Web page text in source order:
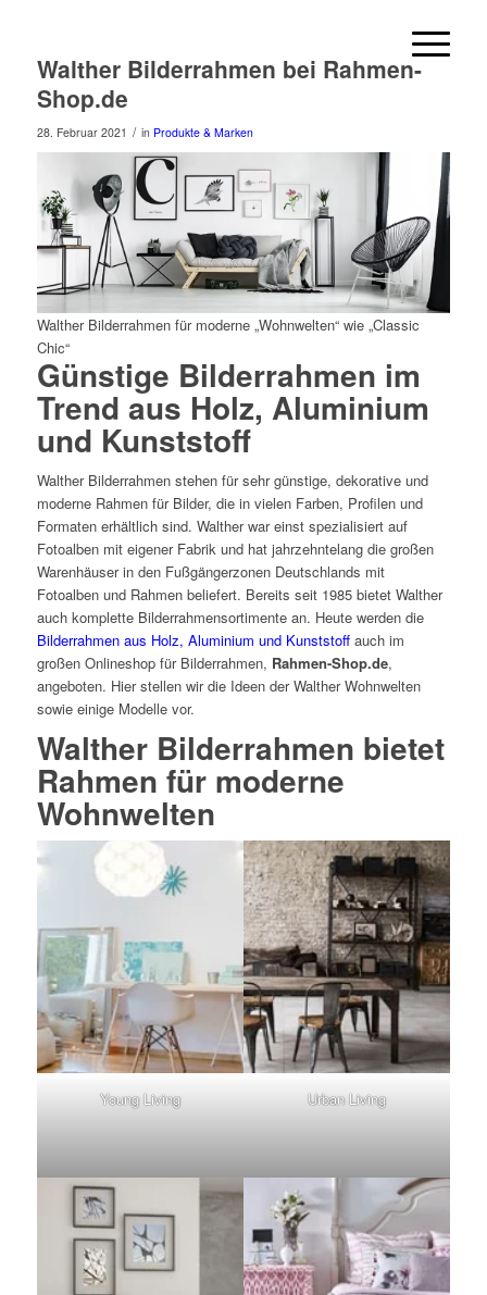
Walther Bilderrahmen bei Rahmen-
Shop.de
28. Februar 2021 / in Produkte & Marken
Walther Bilderrahmen für moderne „Wohnwelten“ wie „Classic
Chic“
Günstige Bilderrahmen im
Trend aus Holz, Aluminium
und Kunststoff
Walther Bilderrahmen stehen für sehr günstige, dekorative und
moderne Rahmen für Bilder, die in vielen Farben, Profilen und
Formaten erhältlich sind. Walther war einst spezialisiert auf
Fotoalben mit eigener Fabrik und hat jahrzehntelang die großen
Warenhäuser in den Fußgängerzonen Deutschlands mit
Fotoalben und Rahmen beliefert. Bereits seit 1985 bietet Walther
auch komplette Bilderrahmensortimente an. Heute werden die
Bilderrahmen aus Holz, Aluminium und Kunststoffauch im
großen Onlineshop für Bilderrahmen, Rahmen-Shop.de,
angeboten. Hier stellen wir die Ideen der Walther Wohnwelten
sowie einige Modelle vor.
Walther Bilderrahmen bietet
Rahmen für moderne
Wohnwelten
Young Living Urban Living